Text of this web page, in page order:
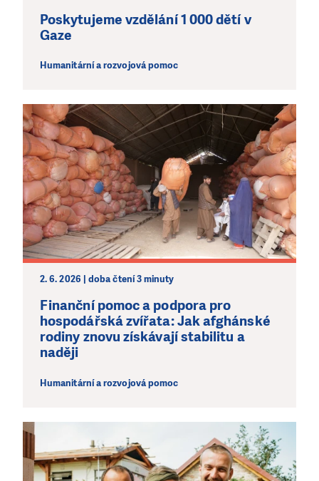
Poskytujeme vzdělání 1 000 dětí v
Gaze
Humanitární a rozvojová pomoc
2. 6. 2026 | doba čtení 3 minuty
Finanční pomoc a podpora pro
hospodářská zvířata: Jak afghánské
rodiny znovu získávají stabilitu a
naději
Humanitární a rozvojová pomoc